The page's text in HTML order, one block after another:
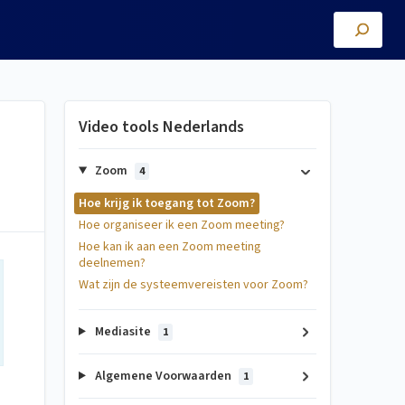
Video tools Nederlands
Zoom 4
Hoe krijg ik toegang tot Zoom?
Hoe organiseer ik een Zoom meeting?
Hoe kan ik aan een Zoom meeting
deelnemen?
Wat zijn de systeemvereisten voor Zoom?
Mediasite 1
Algemene Voorwaarden 1